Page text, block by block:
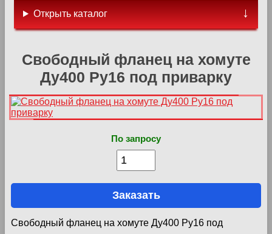
Свободный фланец на хомуте
Ду400 Ру16 под приварку
По запросу
Заказать
Свободный фланец на хомуте Ду400 Ру16 под
Открыть каталог